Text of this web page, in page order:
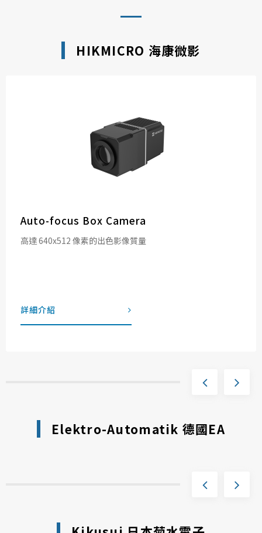
HIKMICRO 海康微影
Auto-focus Box Camera
高達 640x512 像素的出色影像質量
詳細介紹
Elektro-Automatik 德國EA